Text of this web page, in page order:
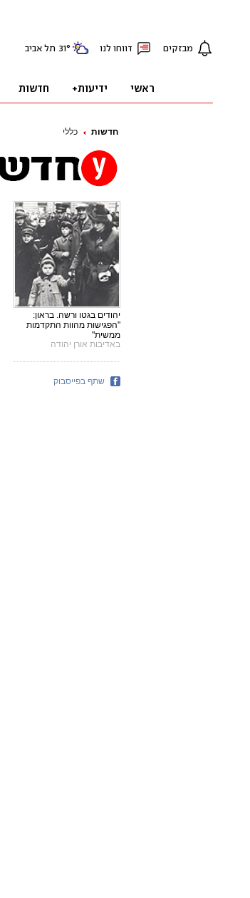
חדשות כללי
יהודים בגטו ורשה. בראון:
"הפגישות מהוות התקדמות
ממשית"
באדיבות אורן יהודה
שתף בפייסבוק